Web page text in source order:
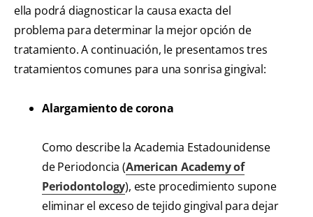
ella podrá diagnosticar la causa exacta del
problema para determinar la mejor opción de
tratamiento. A continuación, le presentamos tres
tratamientos comunes para una sonrisa gingival:
Alargamiento de corona
Como describe la Academia Estadounidense
de Periodoncia (American Academy of
Periodontology), este procedimiento supone
eliminar el exceso de tejido gingival para dejar